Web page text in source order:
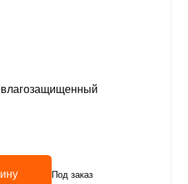
влагозащищенный
Под заказ